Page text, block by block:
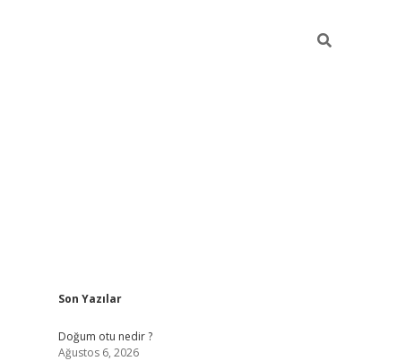
Sidebar
Son Yazılar
Doğum otu nedir ?
Ağustos 6, 2026
betcivdcasino giriş